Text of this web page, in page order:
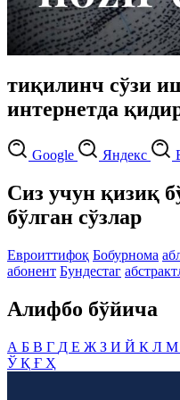
тиқилинч сўзи
интернетда
Google Яндекс
Сиз учун қизиқ
бўлган сўзлар
Евроиттифоқ Бобурнома
абонент Бундестаг
Алифбо бўйича
А Б В Г Д Е Ж З И Й К Л М
ЎҚ Ғ Ҳ